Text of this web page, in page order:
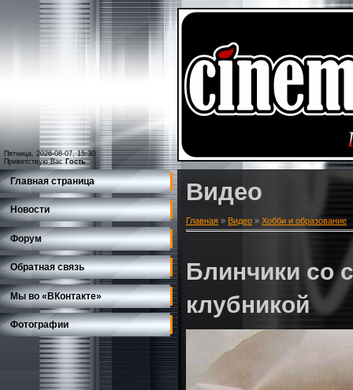
Пятница, 2026-08-07, 15:30
Приветствую Вас Гость
Главная страница
Новости
Форум
Обратная связь
Мы во «ВКонтакте»
Фотографии
Видео
Главная » Видео » Хобби и образование
Блинчики со
клубникой